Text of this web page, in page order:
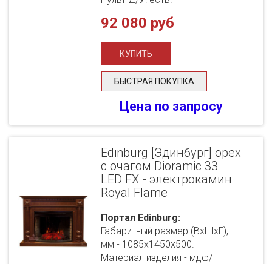
92 080 руб
БЫСТРАЯ ПОКУПКА
Цена по запросу
Edinburg [Эдинбург] орех
с очагом Dioramic 33
LED FX - электрокамин
Royal Flame
Портал Edinburg:
Габаритный размер (ВхШхГ),
мм - 1085х1450х500.
Материал изделия - мдф/